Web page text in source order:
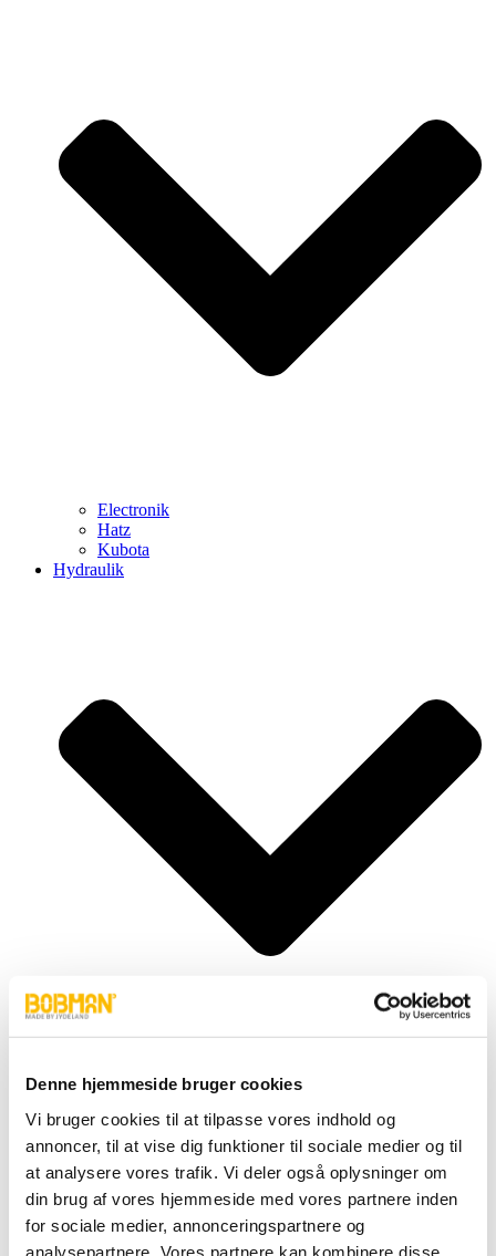
Denne hjemmeside bruger cookies
Vi bruger cookies til at tilpasse vores indhold og
annoncer, til at vise dig funktioner til sociale medier og til
at analysere vores trafik. Vi deler også oplysninger om
din brug af vores hjemmeside med vores partnere inden
for sociale medier, annonceringspartnere og
analysepartnere. Vores partnere kan kombinere disse
Electronik
Hatz
Kubota
Hydraulik
Cylindere
Fittings
Motor
Pumper
Slanger
Ventiler
Hjul & Dæk
Elektronik & Transmission
Karosseri & Beslag mm.